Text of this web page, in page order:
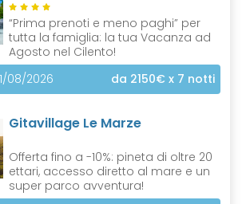
“Prima prenoti e meno paghi” per
tutta la famiglia: la tua Vacanza ad
Agosto nel Cilento!
08/2026
da 2150€ x 7 notti
Gitavillage Le Marze
Offerta fino a -10%: pineta di oltre 20
ettari, accesso diretto al mare e un
super parco avventura!